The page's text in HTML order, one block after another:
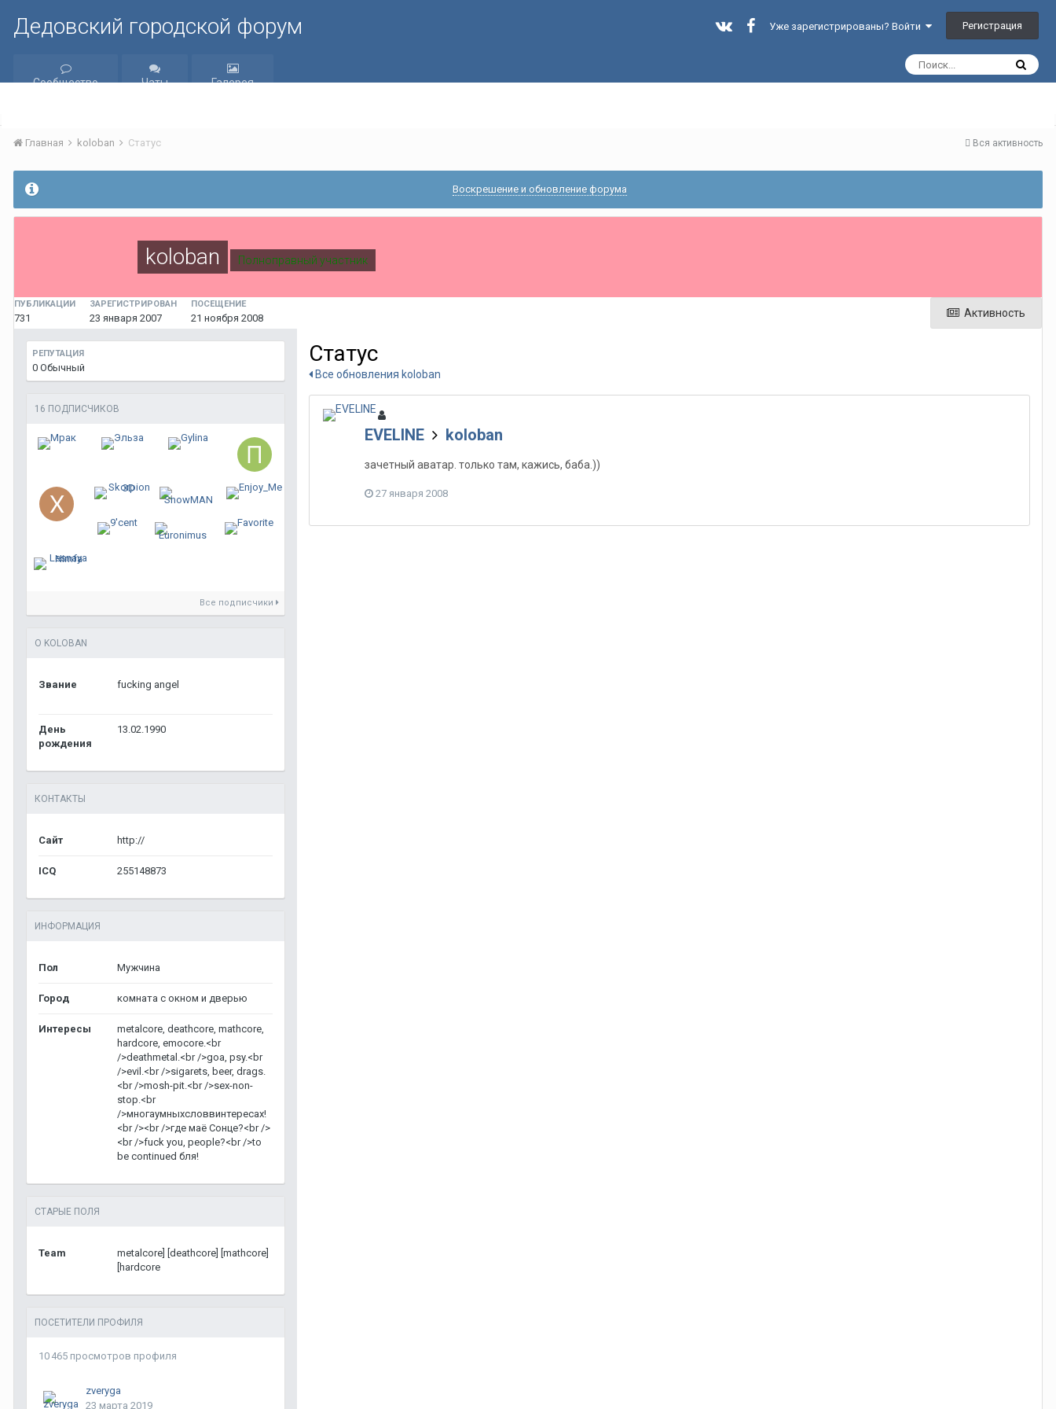
Дедовский городской форум Уже зарегистрированы? Войти Регистрация
Сообщество Чаты Галерея
Вся активность
Главная koloban Статус
Воскрешение и обновление форума
koloban Полноправный участник
Активность
ПУБЛИКАЦИИ
731
ЗАРЕГИСТРИРОВАН
23 января 2007
ПОСЕЩЕНИЕ
21 ноября 2008
РЕПУТАЦИЯ
0 Обычный
16 ПОДПИСЧИКОВ
Все подписчики
О KOLOBAN
Звание fucking angel
День
рождения
13.02.1990
КОНТАКТЫ
Сайт http://
ICQ 255148873
ИНФОРМАЦИЯ
Пол Мужчина
Город комната с окном и дверью
Интересы
metalcore, deathcore, mathcore,
hardcore, emocore.<br
/>deathmetal.<br />goa, psy.<br
/>evil.<br />sigarets, beer, drags.
<br />mosh-pit.<br />sex-non-
stop.<br
/>многаумныхсловвинтересах!
<br /><br />где маё Сонце?<br />
<br />fuck you, people?<br />to
be continued бля!
СТАРЫЕ ПОЛЯ
Team
metalcore] [deathcore] [mathcore]
[hardcore
ПОСЕТИТЕЛИ ПРОФИЛЯ
10 465 просмотров профиля
zveryga
23 марта 2019
Статус
Все обновления koloban
EVELINE koloban
зачетный аватар. только там, кажись, баба.))
27 января 2008